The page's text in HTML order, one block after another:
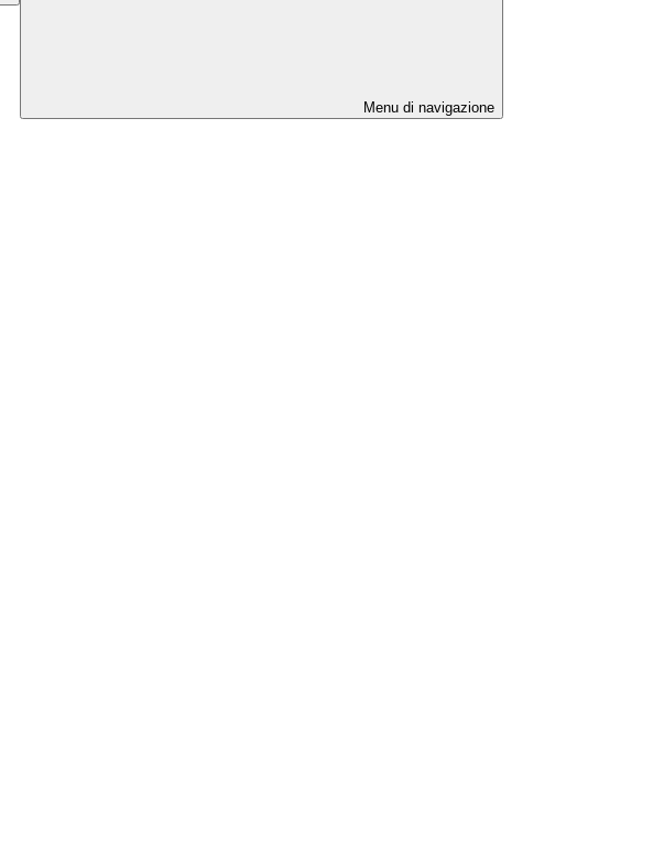
Menu di navigazione